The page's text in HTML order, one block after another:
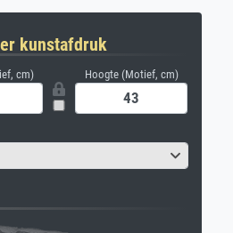
kunstafdruk
cm) Hoogte (Motief, cm)